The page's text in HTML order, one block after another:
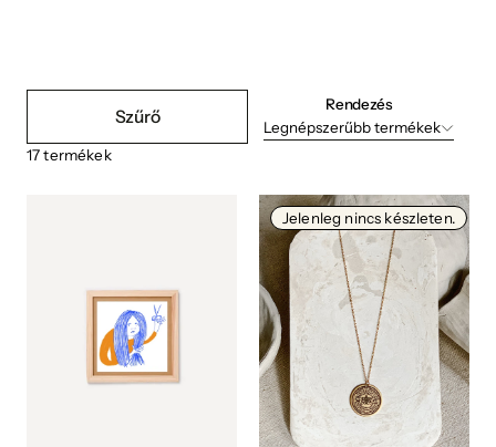
Szűrő
17termékek
Rendezés
Legnépszerűbb termékek
Jelenleg nincs készleten.